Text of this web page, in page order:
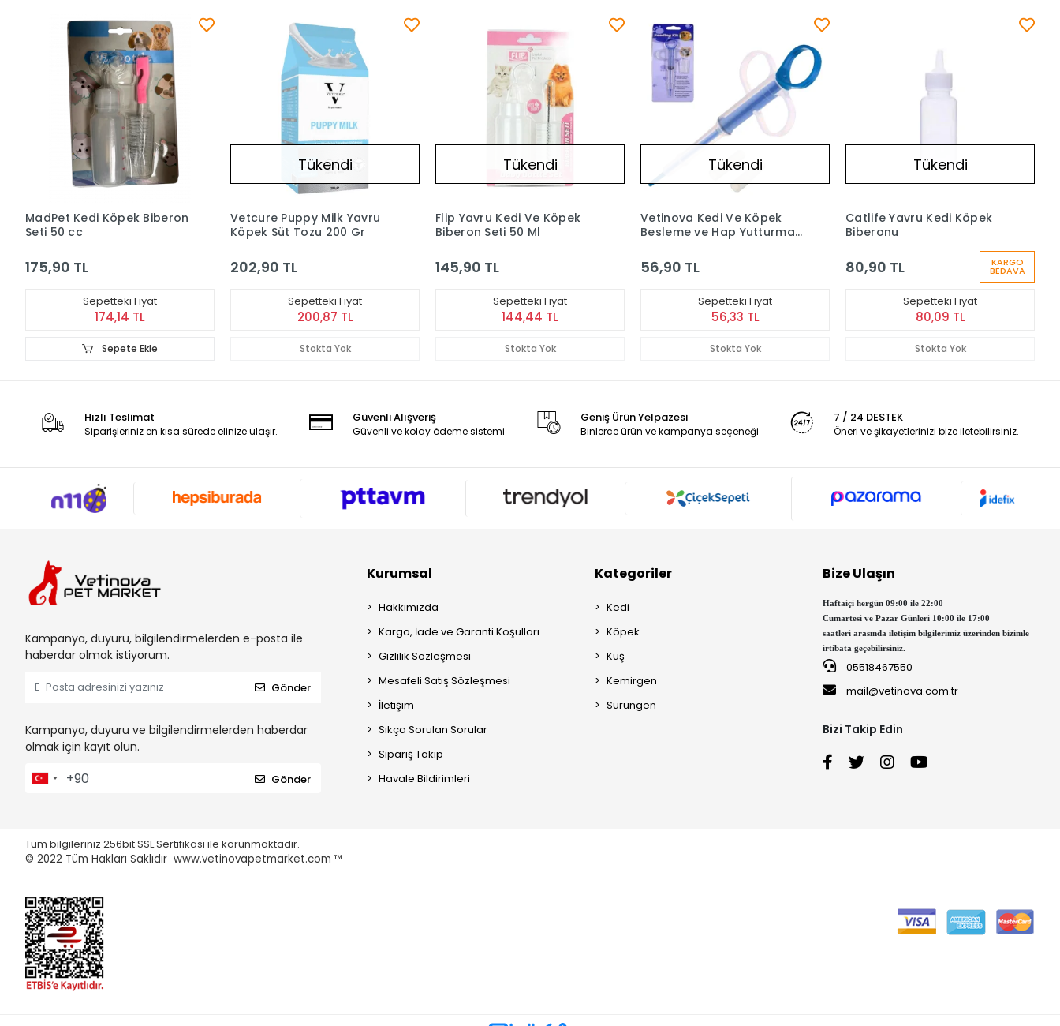
MadPet Kedi Köpek Biberon
Seti 50 cc
175,90 TL
Sepetteki Fiyat
174,14 TL
Sepete Ekle
Tükendi
Vetcure Puppy Milk Yavru
Köpek Süt Tozu 200 Gr
202,90 TL
Sepetteki Fiyat
200,87 TL
Stokta Yok
Tükendi
Flip Yavru Kedi Ve Köpek
Biberon Seti 50 Ml
145,90 TL
Sepetteki Fiyat
144,44 TL
Stokta Yok
Tükendi
Vetinova Kedi Ve Köpek
Besleme ve Hap Yutturma
56,90 TL
Sepetteki Fiyat
56,33 TL
Stokta Yok
Tükendi
Catlife Yavru Kedi Köpek
Biberonu
80,90 TL KARGO
BEDAVA
Sepetteki Fiyat
80,09 TL
Stokta Yok
Hızlı Teslimat
Siparişleriniz en kısa sürede elinize ulaşır.
Güvenli Alışveriş
Güvenli ve kolay ödeme sistemi
Geniş Ürün Yelpazesi
Binlerce ürün ve kampanya seçeneği
7 / 24 DESTEK
Öneri ve şikayetlerinizi bize iletebilirsiniz.
Kampanya, duyuru, bilgilendirmelerden e-posta ile
haberdar olmak istiyorum.
Gönder
Kampanya, duyuru ve bilgilendirmelerden haberdar
olmak için kayıt olun.
Gönder
Kurumsal
Hakkımızda
Kargo, İade ve Garanti Koşulları
Gizlilik Sözleşmesi
Mesafeli Satış Sözleşmesi
İletişim
Sıkça Sorulan Sorular
Sipariş Takip
Havale Bildirimleri
Kategoriler
Kedi
Köpek
Kuş
Kemirgen
Sürüngen
Bize Ulaşın
Haftaiçi hergün 09:00 ile 22:00
Cumartesi ve Pazar Günleri 10:00 ile 17:00
saatleri arasında iletişim bilgilerimiz üzerinden bizimle
irtibata geçebilirsiniz.
05518467550
mail@vetinova.com.tr
Bizi Takip Edin
Tüm bilgileriniz 256bit SSL Sertifikası ile korunmaktadır.
© 2022 Tüm Hakları Saklıdır www.vetinovapetmarket.com ™